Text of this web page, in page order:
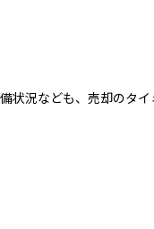
状況なども、売却のタ